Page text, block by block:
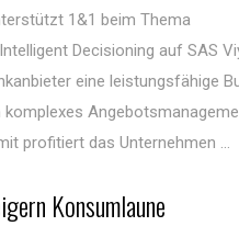
1&1 beim Thema
Decisioning auf SAS
eine leistungsfähige
komplexes
profitiert das Unternehmen ...
Konsumlaune